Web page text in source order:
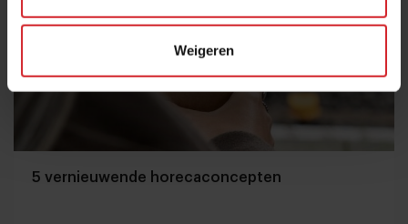
Weigeren
5 vernieuwende horecaconcepten